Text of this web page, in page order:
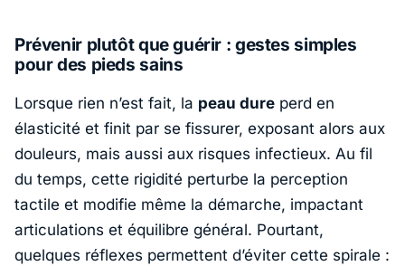
Prévenir plutôt que guérir : gestes simples
pour des pieds sains
Lorsque rien n’est fait, la peau dure perd en
élasticité et finit par se fissurer, exposant alors aux
douleurs, mais aussi aux risques infectieux. Au fil
du temps, cette rigidité perturbe la perception
tactile et modifie même la démarche, impactant
articulations et équilibre général. Pourtant,
quelques réflexes permettent d’éviter cette spirale :